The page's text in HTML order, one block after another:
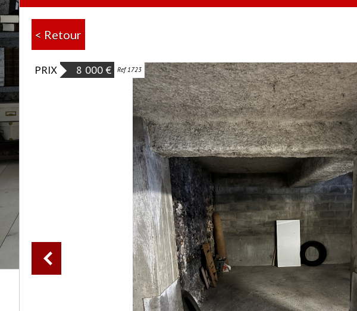
< Retour
PRIX 8 000 € Ref 1723